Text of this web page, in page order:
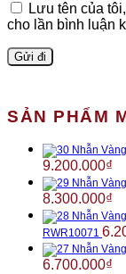
Lưu tên của
cho lần bình luận
SẢN PHẨM
Nhẫn
9.200.000₫
Nhẫn
8.300.000₫
Nhẫn
RWR10071
Nhẫn
6.700.000₫